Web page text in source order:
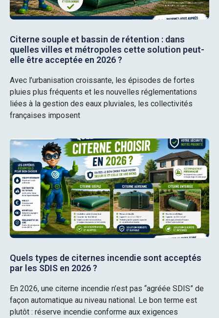
Citerne souple et bassin de rétention : dans
quelles villes et métropoles cette solution peut-
elle être acceptée en 2026 ?
Avec l’urbanisation croissante, les épisodes de fortes
pluies plus fréquents et les nouvelles réglementations
liées à la gestion des eaux pluviales, les collectivités
françaises imposent
Quels types de citernes incendie sont acceptés
par les SDIS en 2026 ?
En 2026, une citerne incendie n’est pas “agréée SDIS” de
façon automatique au niveau national. Le bon terme est
plutôt : réserve incendie conforme aux exigences